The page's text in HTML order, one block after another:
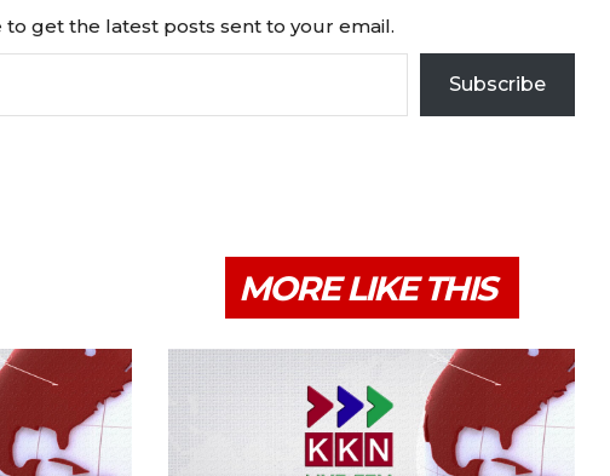
to get the latest posts sent to your email.
Subscribe
MORE LIKE THIS